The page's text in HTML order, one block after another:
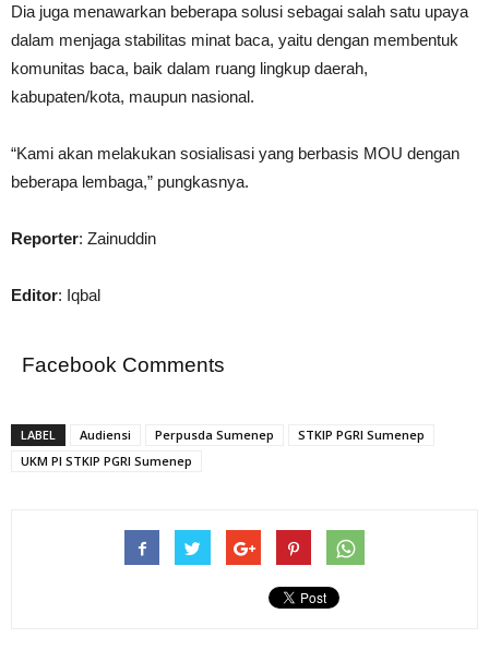
Dia juga menawarkan beberapa solusi sebagai salah satu upaya
dalam menjaga stabilitas minat baca, yaitu dengan membentuk
komunitas baca, baik dalam ruang lingkup daerah,
kabupaten/kota, maupun nasional.
“Kami akan melakukan sosialisasi yang berbasis MOU dengan
beberapa lembaga,” pungkasnya.
Reporter: Zainuddin
Editor: Iqbal
Facebook Comments
LABEL Audiensi Perpusda Sumenep
STKIP PGRI Sumenep
UKM PI STKIP PGRI Sumenep